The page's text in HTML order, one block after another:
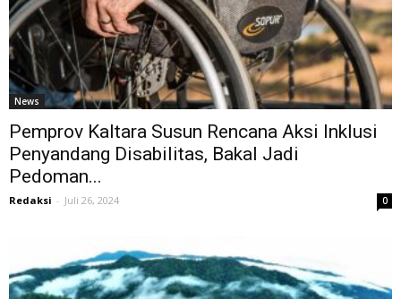
News
Pemprov Kaltara Susun Rencana Aksi Inklusi
Penyandang Disabilitas, Bakal Jadi
Pedoman...
Redaksi - Juli 26, 2024 0